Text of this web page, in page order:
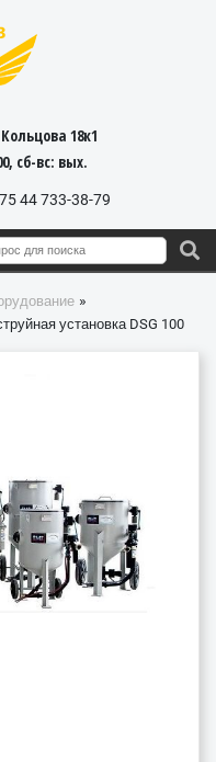
18к1
cб-вс: вых.
44 733-38-79
»
установка DSG 100